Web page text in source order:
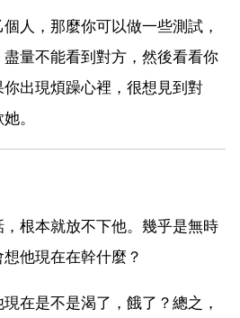
人，那麼你可以做一些測試，
量不能看到對方，然後看看你
出現煩躁心裡，很想見到對
。
根本就放不下他。幾乎是無時
他現在在幹什麼？
在是不是渴了，餓了？總之，